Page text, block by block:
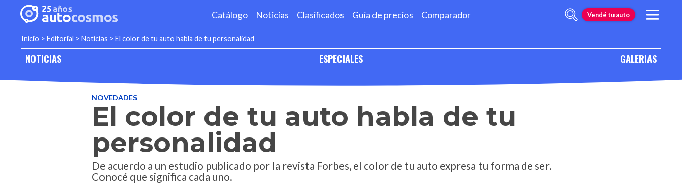
Catálogo Noticias Clasificados Guía de precios Comparador Vendé tu auto
Inicio > Editorial > Noticias > El color de tu auto habla de tu personalidad
NOTICIAS ESPECIALES GALERIAS
NOVEDADES
El color de tu auto habla de tu
personalidad
De acuerdo a un estudio publicado por la revista Forbes, el color de tu auto expresa tu forma de ser.
Conocé que significa cada uno.